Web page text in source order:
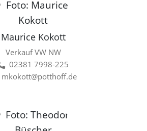
Maurice Kokott
Verkauf VW NW
02381 7998-225
mkokott@potthoff.de